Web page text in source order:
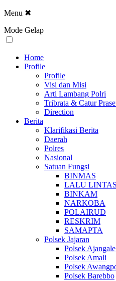
Menu ✖
Mode Gelap
Home
Profile
Profile
Visi dan Misi
Arti Lambang Polri
Tribrata & Catur
Direction
Berita
Klarifikasi Berita
Daerah
Polres
Nasional
Satuan Fungsi
BINMAS
LALU LINTAS
BINKAM
NARKOBA
POLAIRUD
RESKRIM
SAMAPTA
Polsek Jajaran
Polsek Ajangale
Polsek Amali
Polsek
Polsek Barebbo